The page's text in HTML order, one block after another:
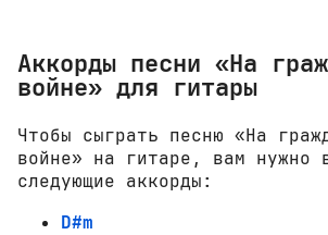
Аккорды песни «На
войне» для гитары
Чтобы сыграть песню «На
войне» на гитаре, вам нужно
следующие аккорды:
D#m